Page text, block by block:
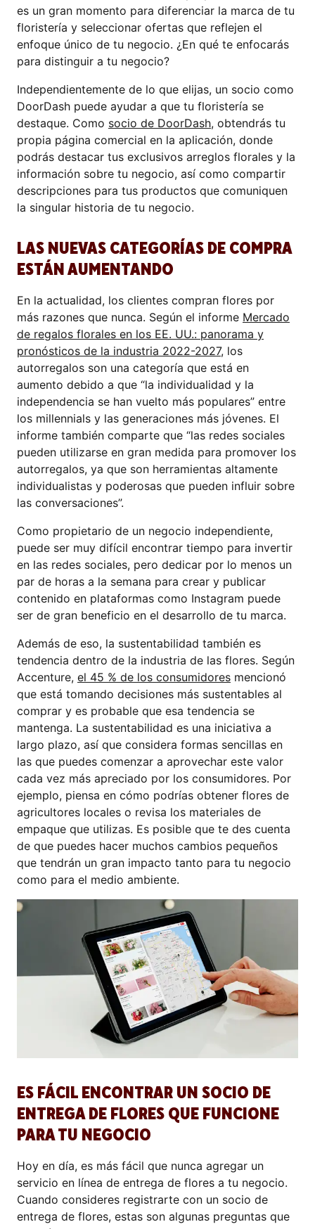
es un gran momento para diferenciar la marca de tu
floristería y seleccionar ofertas que reflejen el
enfoque único de tu negocio. ¿En qué te enfocarás
para distinguir a tu negocio?
Independientemente de lo que elijas, un socio como
DoorDash puede ayudar a que tu floristería se
destaque. Como socio de DoorDash, obtendrás tu
propia página comercial en la aplicación, donde
podrás destacar tus exclusivos arreglos florales y la
información sobre tu negocio, así como compartir
descripciones para tus productos que comuniquen
la singular historia de tu negocio.
LAS NUEVAS CATEGORÍAS DE COMPRA
ESTÁN AUMENTANDO
En la actualidad, los clientes compran flores por
más razones que nunca. Según el informe Mercado
de regalos florales en los EE. UU.: panorama y
pronósticos de la industria 2022-2027, los
autorregalos son una categoría que está en
aumento debido a que “la individualidad y la
independencia se han vuelto más populares” entre
los millennials y las generaciones más jóvenes. El
informe también comparte que “las redes sociales
pueden utilizarse en gran medida para promover los
autorregalos, ya que son herramientas altamente
individualistas y poderosas que pueden influir sobre
las conversaciones”.
Como propietario de un negocio independiente,
puede ser muy difícil encontrar tiempo para invertir
en las redes sociales, pero dedicar por lo menos un
par de horas a la semana para crear y publicar
contenido en plataformas como Instagram puede
ser de gran beneficio en el desarrollo de tu marca.
Además de eso, la sustentabilidad también es
tendencia dentro de la industria de las flores. Según
Accenture, el 45 % de los consumidores mencionó
que está tomando decisiones más sustentables al
comprar y es probable que esa tendencia se
mantenga. La sustentabilidad es una iniciativa a
largo plazo, así que considera formas sencillas en
las que puedes comenzar a aprovechar este valor
cada vez más apreciado por los consumidores. Por
ejemplo, piensa en cómo podrías obtener flores de
agricultores locales o revisa los materiales de
empaque que utilizas. Es posible que te des cuenta
de que puedes hacer muchos cambios pequeños
que tendrán un gran impacto tanto para tu negocio
como para el medio ambiente.
ES FÁCIL ENCONTRAR UN SOCIO DE
ENTREGA DE FLORES QUE FUNCIONE
PARA TU NEGOCIO
Hoy en día, es más fácil que nunca agregar un
servicio en línea de entrega de flores a tu negocio.
Cuando consideres registrarte con un socio de
entrega de flores, estas son algunas preguntas que